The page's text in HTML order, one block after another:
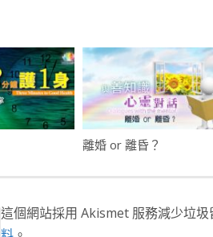
離婚 or 離昏？
這個網站採用 Akismet 服務減少垃圾